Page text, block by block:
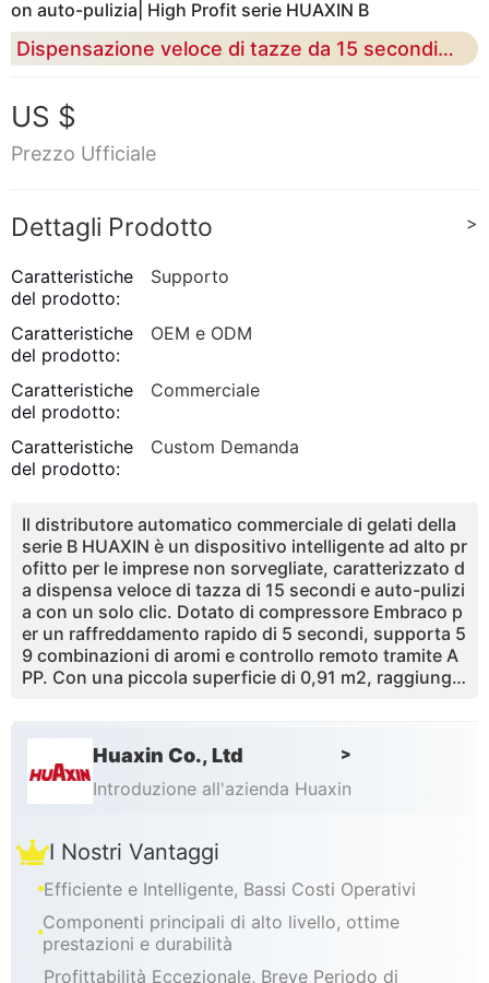
on auto-pulizia| High Profit serie HUAXIN B
Dispensazione veloce di tazze da 15 secondi, controllo remoto intelligente per il funzionamento 24 / 7 senza supervisione
US $
Prezzo Ufficiale
Dettagli Prodotto >
Caratteristiche
del prodotto:
Supporto
Caratteristiche
del prodotto:
OEM e ODM
Caratteristiche
del prodotto:
Commerciale
Caratteristiche
del prodotto:
Custom Demanda
Il distributore automatico commerciale di gelati della
serie B HUAXIN è un dispositivo intelligente ad alto pr
ofitto per le imprese non sorvegliate, caratterizzato d
a dispensa veloce di tazza di 15 secondi e auto-pulizi
a con un solo clic. Dotato di compressore Embraco p
er un raffreddamento rapido di 5 secondi, supporta 5
9 combinazioni di aromi e controllo remoto tramite A
PP. Con una piccola superficie di 0,91 m2, raggiunge
tri commerciali, luoghi panoramici e altro ancora.
Huaxin Co., Ltd >
Introduzione all'azienda Huaxin
I Nostri Vantaggi
Efficiente e Intelligente, Bassi Costi Operativi
Componenti principali di alto livello, ottime
prestazioni e durabilità
Profittabilità Eccezionale, Breve Periodo di